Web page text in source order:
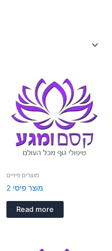
מוצרים פיזיים
מוצר פיסי 2
Read more